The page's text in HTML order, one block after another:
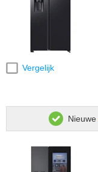
Vergelijk
Nieuwe